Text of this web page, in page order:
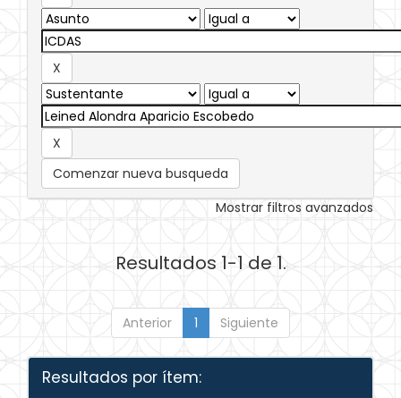
Comenzar nueva busqueda
Mostrar filtros avanzados
Resultados 1-1 de 1.
Anterior 1 Siguiente
Resultados por ítem: